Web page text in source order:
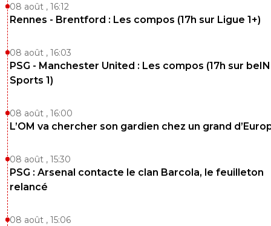
08 août , 16:12
Rennes - Brentford : Les compos (17h sur Ligue 1+)
08 août , 16:03
PSG - Manchester United : Les compos (17h sur beIN
Sports 1)
08 août , 16:00
L’OM va chercher son gardien chez un grand
08 août , 15:30
PSG : Arsenal contacte le clan Barcola, le feuilleton
relancé
08 août , 15:06